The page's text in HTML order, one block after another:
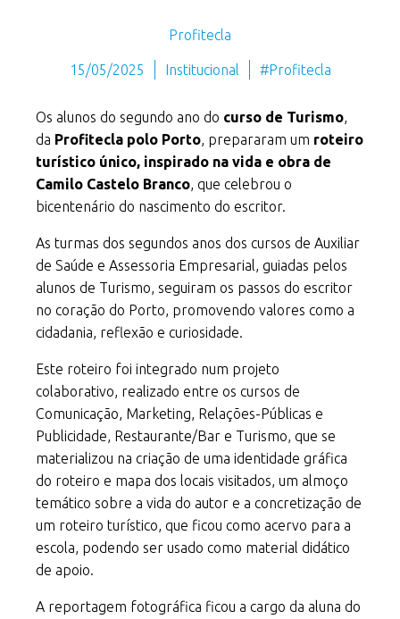
Profitecla
15/05/2025 Institucional #Profitecla
Os alunos do segundo ano do curso de Turismo
da Profitecla polo Porto , prepararam um roteiro
turístico único, inspirado na vida e obra de
Camilo Castelo Branco , que celebrou o
bicentenário do nascimento do escritor.
As turmas dos segundos anos dos cursos de Auxiliar
de Saúde e Assessoria Empresarial, guiadas pelos
alunos de Turismo, seguiram os passos do escritor
no coração do Porto, promovendo valores como a
cidadania, reflexão e curiosidade.
Este roteiro foi integrado num projeto
colaborativo, realizado entre os cursos de
Comunicação, Marketing, Relações-Públicas e
Publicidade, Restaurante/Bar e Turismo, que se
materializou na criação de uma identidade gráfica
do roteiro e mapa dos locais visitados, um almoço
temático sobre a vida do autor e a concretização de
um roteiro turístico, que ficou como acervo para a
escola, podendo ser usado como material didático
de apoio.
A reportagem fotográfica ficou a cargo da aluna do